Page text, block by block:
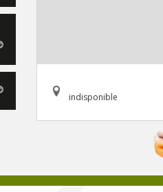
indisponible